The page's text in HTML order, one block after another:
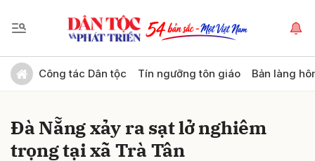
Công tác Dân tộc Tín ngưỡng tôn giáo Bản làng
Đà Nẵng xảy ra sạt lở nghiêm
trọng tại xã Trà Tân
Gửi bình luận